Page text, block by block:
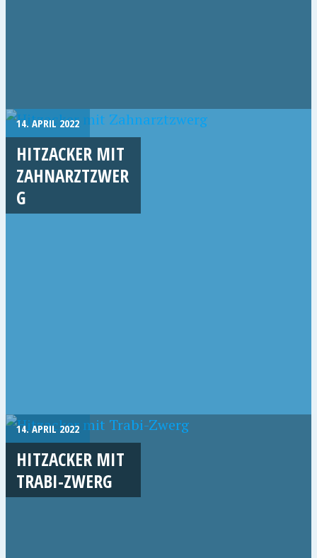
14. APRIL 2022
HITZACKER MIT
ZAHNARZTZWER
G
14. APRIL 2022
HITZACKER MIT
TRABI-ZWERG